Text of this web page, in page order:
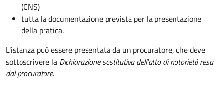
(CNS)
tutta la documentazione prevista per la presentazione
della pratica.
L'istanza può essere presentata da un procuratore, che deve
sottoscrivere la Dichiarazione sostitutiva dell'atto di notorietà resa
dal procuratore.